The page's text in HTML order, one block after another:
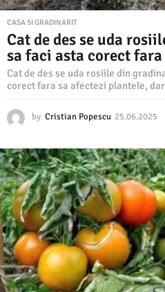
CASA SI GRADINARIT
Cat de des se uda
sa faci asta corect
Cat de des se uda rosiile din
corect fara sa afectezi plantele,
by Cristian Popescu 25.06.2025
0
6
.
2
0
2
5